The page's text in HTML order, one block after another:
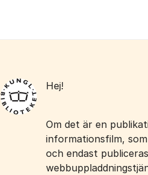
Hej!
Om det är en
informationsfilm,
och endast